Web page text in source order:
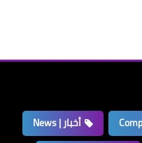
أخبار | News